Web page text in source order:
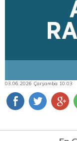
03.06.2026 Çarşamba 10:03